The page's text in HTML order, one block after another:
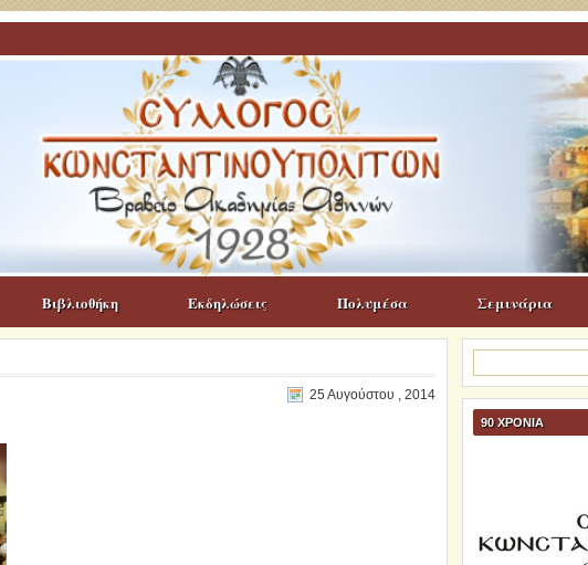
Βιβλιοθήκη Εκδηλώσεις Πολυμέσα Σεμινάρια
25 Αυγούστου , 2014
για:
90 ΧΡΟΝΙΑ